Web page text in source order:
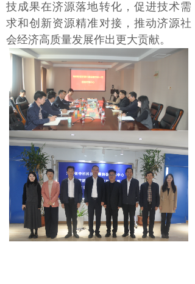
技成果在济源落地转化，促进技术需
求和创新资源精准对接，推动济源社
会经济高质量发展作出更大贡献。